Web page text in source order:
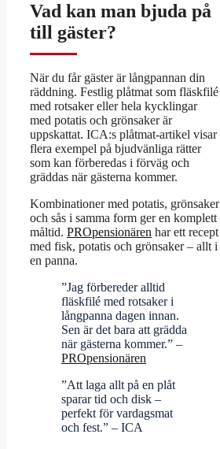
Vad kan man bjuda på
till gäster?
När du får gäster är långpannan din
räddning. Festlig plåtmat som fläskfilé
med rotsaker eller hela kycklingar
med potatis och grönsaker är
uppskattat. ICA:s plåtmat-artikel visar
flera exempel på bjudvänliga rätter
som kan förberedas i förväg och
gräddas när gästerna kommer.
Kombinationer med potatis, grönsaker
och sås i samma form ger en komplett
måltid. PROpensionären har ett recept
med fisk, potatis och grönsaker – allt i
en panna.
”Jag förbereder alltid
fläskfilé med rotsaker i
långpanna dagen innan.
Sen är det bara att grädda
när gästerna kommer.” –
PROpensionären
”Att laga allt på en plåt
sparar tid och disk –
perfekt för vardagsmat
och fest.” – ICA